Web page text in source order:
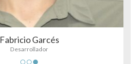
Fabricio Garcés
Desarrollador